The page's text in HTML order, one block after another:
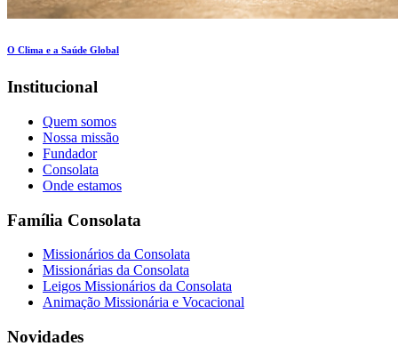
O Clima e a Saúde Global
Institucional
Quem somos
Nossa missão
Fundador
Consolata
Onde estamos
Família Consolata
Missionários da Consolata
Missionárias da Consolata
Leigos Missionários da Consolata
Animação Missionária e Vocacional
Novidades